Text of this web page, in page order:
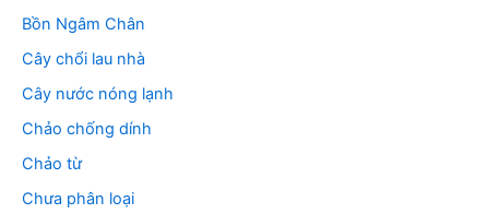
Bồn Ngâm Chân
Cây chổi lau nhà
Cây nước nóng lạnh
Chảo chống dính
Chảo từ
Chưa phân loại